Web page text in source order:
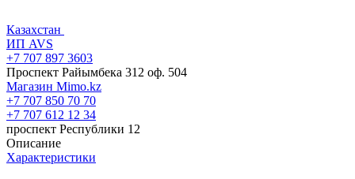
Казахстан
ИП AVS
+7 707 897 3603
Проспект Райымбека 312 оф. 504
Магазин Mimo.kz
+7 707 850 70 70
+7 707 612 12 34
проспект Республики 12
Описание
Характеристики